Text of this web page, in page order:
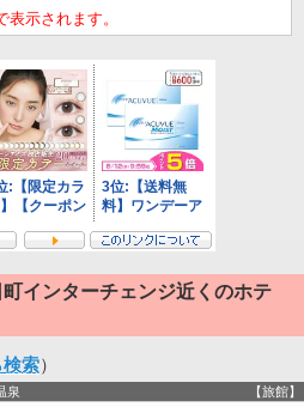
示されます。
町インターチェンジ近くのホテ
検索）
泉 【旅館】